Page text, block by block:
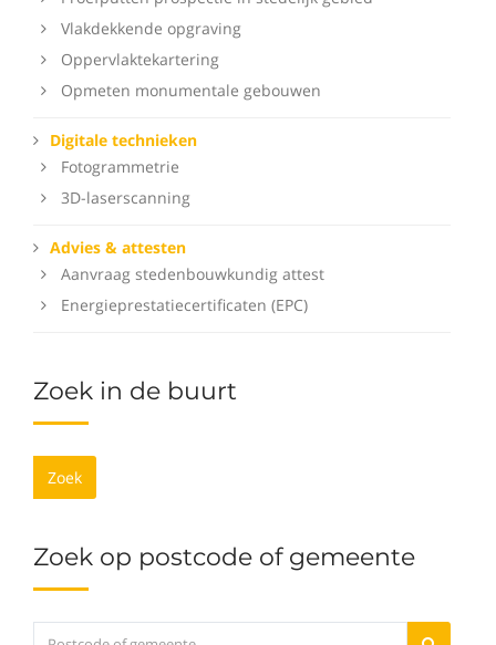
Vlakdekkende opgraving
Oppervlaktekartering
Opmeten monumentale gebouwen
Digitale technieken
Fotogrammetrie
3D-laserscanning
Advies & attesten
Aanvraag stedenbouwkundig attest
Energieprestatiecertificaten (EPC)
Zoek in de buurt
Zoek
Zoek op postcode of gemeente